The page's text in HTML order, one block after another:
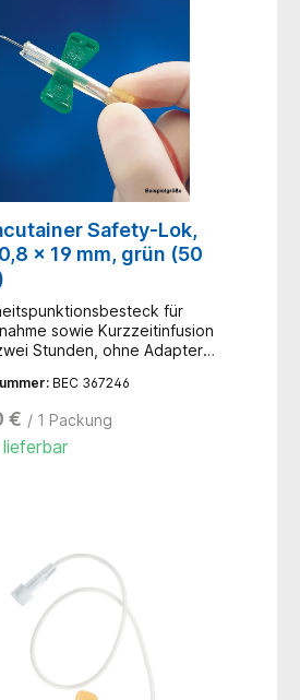
Safety-Lok,
x 19 mm, grün (50
für
sowie Kurzzeitinfusion
Stunden, ohne Adapter,
BEC 367246
€ / 1 Packung